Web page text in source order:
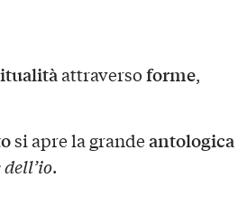
attraversoforme,
si apre la grandeantologica
.